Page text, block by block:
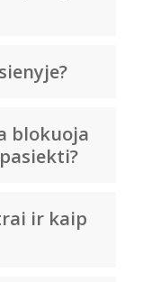
blokuoja
ir kaip